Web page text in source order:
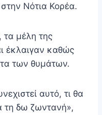
Νότια Κορέα.
μέλη της
έκλαιγαν καθώς
των θυμάτων.
αυτό, τι θα
δω ζωντανή»,